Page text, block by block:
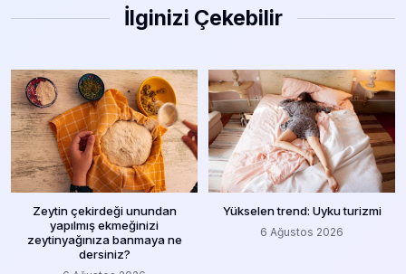
İlginizi Çekebilir
Zeytin çekirdeği unundan
yapılmış ekmeğinizi
zeytinyağınıza banmaya ne
dersiniz?
Yükselen trend: Uyku turizmi
6 Ağustos 2026